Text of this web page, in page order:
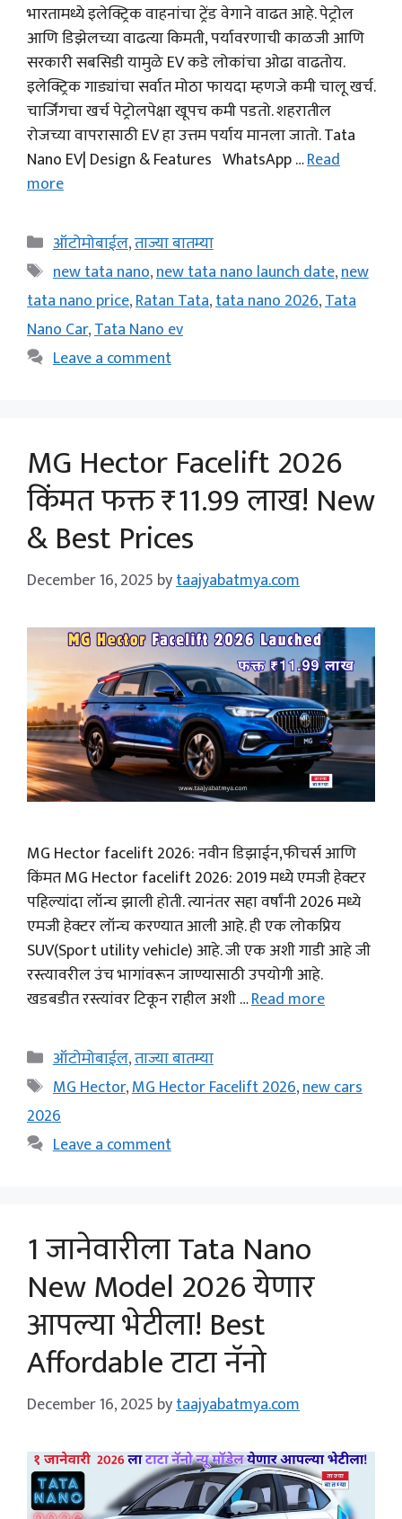
भारतामध्ये इलेक्ट्रिक वाहनांचा ट्रेंड वेगाने वाढत आहे. पेट्रोल
आणि डिझेलच्या वाढत्या किमती, पर्यावरणाची काळजी आणि
सरकारी सबसिडी यामुळे EV कडे लोकांचा ओढा वाढतोय.
इलेक्ट्रिक गाड्यांचा सर्वात मोठा फायदा म्हणजे कमी चालू खर्च.
चार्जिंगचा खर्च पेट्रोलपेक्षा खूपच कमी पडतो. शहरातील
रोजच्या वापरासाठी EV हा उत्तम पर्याय मानला जातो. Tata
Nano EV| Design & Features WhatsApp …Read
more
Categories
ऑटोमोबाईल,ताज्या बातम्या
Tags
new tata nano,new tata nano launch date,new
tata nano price,Ratan Tata,tata nano 2026,Tata
Nano Car,Tata Nano ev
Leave a comment
MG Hector Facelift 2026
किंमत फक्त ₹11.99 लाख! New
& Best Prices
December 16, 2025 bytaajyabatmya.com
MG Hector facelift 2026: नवीन डिझाईन,फीचर्स आणि
किंमत MG Hector facelift 2026: 2019 मध्ये एमजी हेक्टर
पहिल्यांदा लॉन्च झाली होती. त्यानंतर सहा वर्षांनी 2026 मध्ये
एमजी हेक्टर लॉन्च करण्यात आली आहे. ही एक लोकप्रिय
SUV(Sport utility vehicle) आहे. जी एक अशी गाडी आहे जी
रस्त्यावरील उंच भागांवरून जाण्यासाठी उपयोगी आहे.
खडबडीत रस्त्यांवर टिकून राहील अशी …Read more
Categories
ऑटोमोबाईल,ताज्या बातम्या
Tags
MG Hector,MG Hector Facelift 2026,new cars
2026
Leave a comment
1 जानेवारीला Tata Nano
New Model 2026 येणार
आपल्या भेटीला! Best
Affordable टाटा नॅनो
December 16, 2025 bytaajyabatmya.com